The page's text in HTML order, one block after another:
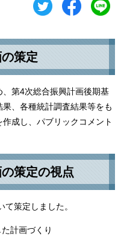
策定
第4次総合振興計画後期基
、各種統計調査結果等をも
成し、パブリックコメント
策定の視点
策定しました。
計画づくり